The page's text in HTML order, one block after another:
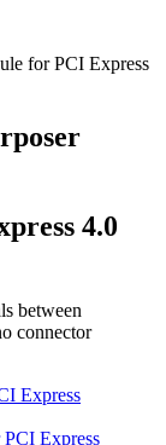
for PCI Express
4.0
between
connector
Express